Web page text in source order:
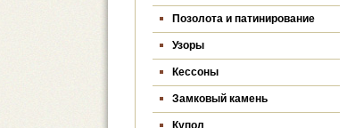
Позолота и патинирование
Узоры
Кессоны
Замковый камень
Купол